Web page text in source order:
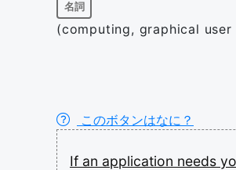
名詞
(computing, graphical
このボタンはなに？
If an application needs